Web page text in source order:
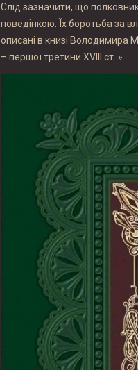
Слід зазначити, що
поведінкою. Їх боротьба за
описані в книзі Володимира
– першої третини XVIII ст. ».